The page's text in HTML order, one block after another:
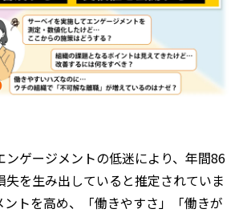
ンゲージメントの低迷により、年間86
失を生み出していると推定されていま
ントを高め、「働きやすさ」「働きが